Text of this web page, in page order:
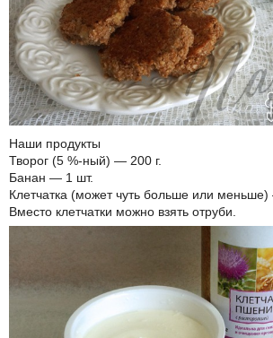
Наши продукты
Творог (5 %-ный) — 200 г.
Банан — 1 шт.
Клетчатка (может чуть больше или меньше)
Вместо клетчатки можно взять отруби.